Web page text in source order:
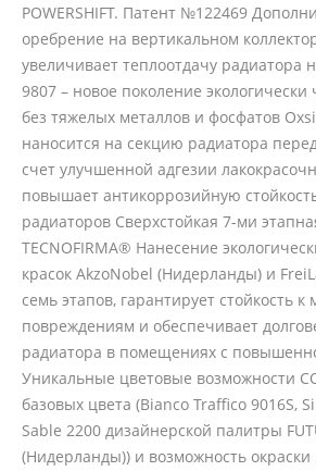
POWERSHIFT. Патент №122469
оребрение на вертикальном
увеличивает теплоотдачу радиатора
9807 – новое поколение экологически
без тяжелых металлов и фосфатов
наносится на секцию радиатора
счет улучшенной адгезии
повышает антикоррозийную
радиаторов Сверхстойкая 7-ми
TECNOFIRMA® Нанесение
красок AkzoNobel (Нидерланды) и
семь этапов, гарантирует стойкость
повреждениям и обеспечивает
радиатора в помещениях с
Уникальные цветовые возможности
базовых цвета (Bianco Traffico 9016S,
Sable 2200 дизайнерской палитры
(Нидерланды)) и возможность окраски